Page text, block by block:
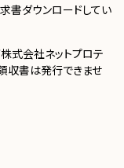
書ダウンロードしてい
式会社ネットプロテ
収書は発行できませ